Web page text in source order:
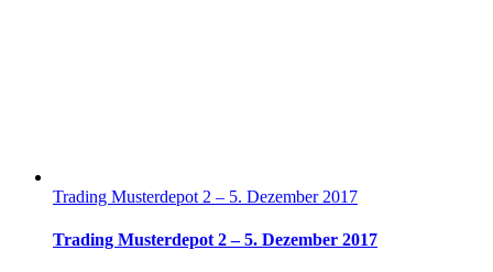
Trading Musterdepot 2 – 5. Dezember 2017
Trading Musterdepot 2 – 5. Dezember 2017